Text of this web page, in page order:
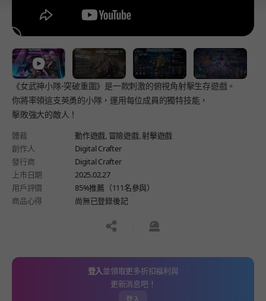
《女武神小隊-突破重圍》是一款刺激的俯視角射擊生存遊戲。
你將率領這支英勇的小隊，運用每位成員的獨特技能，
擊敗強大的敵人！
體裁 動作遊戲, 冒險遊戲, 射擊遊戲
創作人
Digital Crafter
發行商
Digital Crafter
上市日期
2025.02.27
用戶評價
85%推薦（111名參與）
商品心得
尚無已登錄後記
공유하기신고하기
登入並領取更多折扣福利與
更新消息吧！